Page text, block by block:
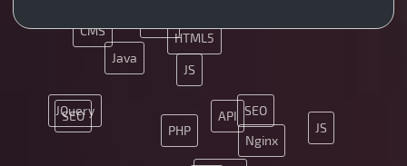
PHP JS
JQuery SEO
API
CMS HTML5
JS
Nginx
SEO
Java